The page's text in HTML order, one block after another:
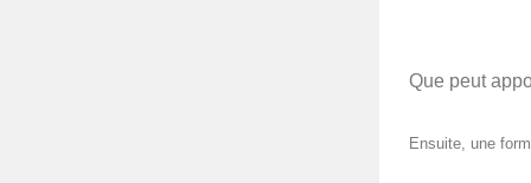
Que peut
Ensuite, une